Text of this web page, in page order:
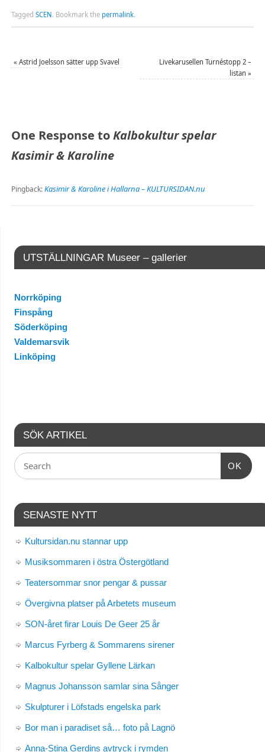
Tagged SCEN. Bookmark the permalink.
« Astrid Joelsson sätter upp Svavel
Livekarusellen Turnéstopp 2 –
listan»
One Response toKalbokultur spelar
Kasimir & Karoline
Pingback:Kasimir & Karoline i Hallarna – KULTURSIDAN.nu
UTSTÄLLNINGAR Museer – gallerier
Norrköping
Finspång
Söderköping
Valdemarsvik
Linköping
SÖK ARTIKEL
OK
SENASTE NYTT
Kultursidan.nu stannar upp
Musiksommaren i östra Östergötland
Teatersommar snor pengar & pussar
Övergivna platser på Arbetets museum
SON-året firar Louis De Geer 25 år
Marcus Fyrberg & Sommarens sirener
Kalbokultur spelar Gyllene Lärkan
Magnus Johansson samlar sina Sånger
Skulpturer i Löfstads engelska park
Bor man i paradiset så… foto på Lagnö
Anna-Stina Gerdins avtryck i rymden